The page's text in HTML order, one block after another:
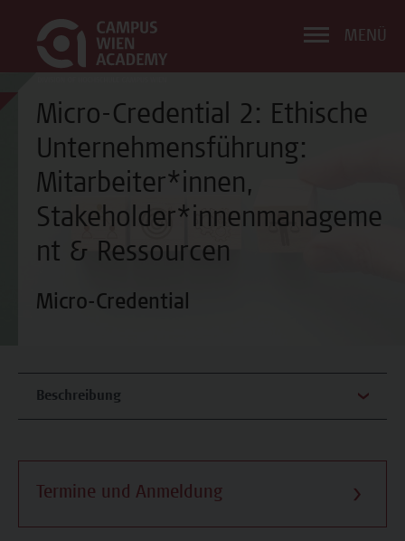
MENÜ
Micro-Credential 2: Ethische
Unternehmensführung:
Mitarbeiter*innen,
Stakeholder*innenmanageme
nt & Ressourcen
Micro-Credential
Beschreibung
Termine und Anmeldung